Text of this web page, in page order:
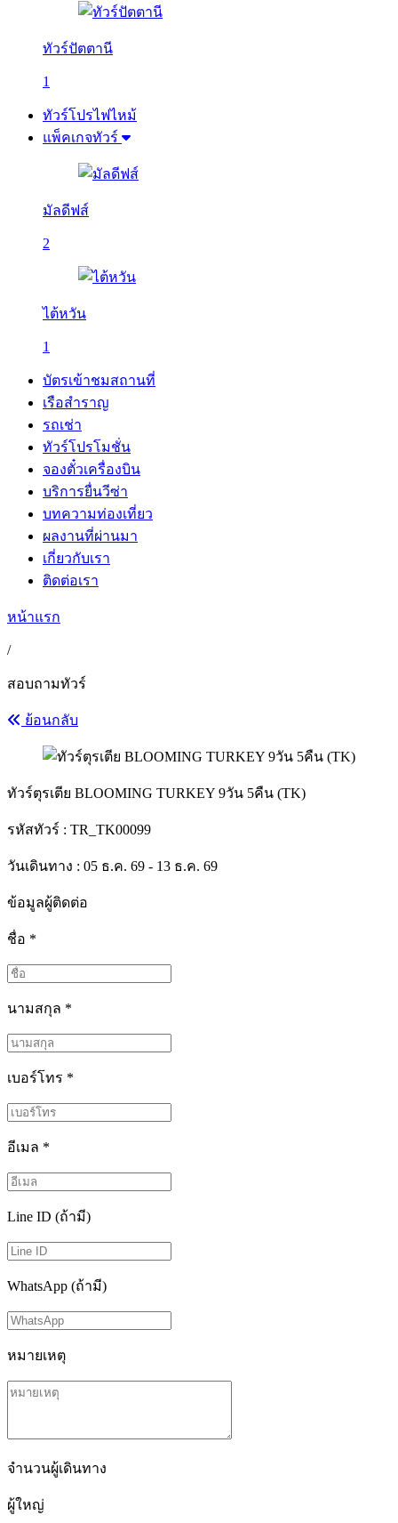
ทัวร์ปัตตานี
1
ทัวร์โปรไฟไหม้
แพ็คเกจทัวร์
มัลดีฟส์
2
ไต้หวัน
1
บัตรเข้าชมสถานที่
เรือสำราญ
รถเช่า
ทัวร์โปรโมชั่น
จองตั๋วเครื่องบิน
บริการยื่นวีซ่า
บทความท่องเที่ยว
ผลงานที่ผ่านมา
เกี่ยวกับเรา
ติดต่อเรา
หน้าแรก
/
สอบถามทัวร์
ย้อนกลับ
ทัวร์ตุรเตีย BLOOMING TURKEY 9วัน 5คืน (TK)
รหัสทัวร์ : TR_TK00099
วันเดินทาง : 05 ธ.ค. 69 - 13 ธ.ค. 69
ข้อมูลผู้ติดต่อ
ชื่อ *
นามสกุล *
เบอร์โทร *
อีเมล *
Line ID (ถ้ามี)
WhatsApp (ถ้ามี)
หมายเหตุ
จำนวนผู้เดินทาง
ผู้ใหญ่